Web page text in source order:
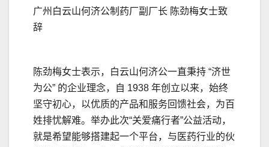
广州白云山何济公制药厂副厂长 陈劲梅女士致
辞
陈劲梅女士表示，白云山何济公一直秉持 “济世
为公” 的企业理念，自 1938 年创立以来，始终
坚守初心，以优质的产品和服务回馈社会，为百
姓排忧解难。举办此次“关爱痛行者”公益活动，
就是希望能够搭建起一个平台，与医药行业的伙